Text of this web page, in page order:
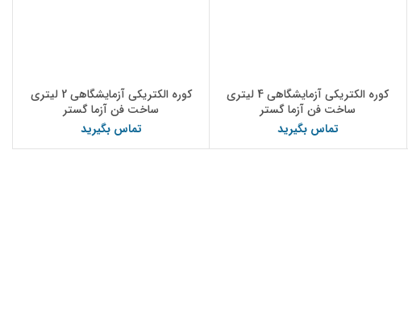
کوره الکتریکی آزمایشگاهی 4 لیتری
ساخت فن آزما گستر
تماس بگیرید
کوره الکتریکی آزمایشگاهی 2 لیتری
ساخت فن آزما گستر
تماس بگیرید